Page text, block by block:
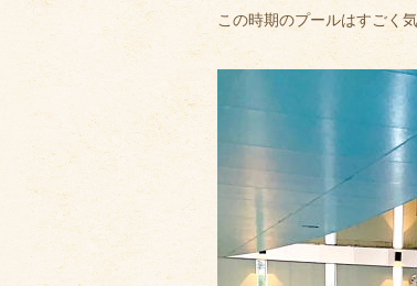
この時期のプールはすごく